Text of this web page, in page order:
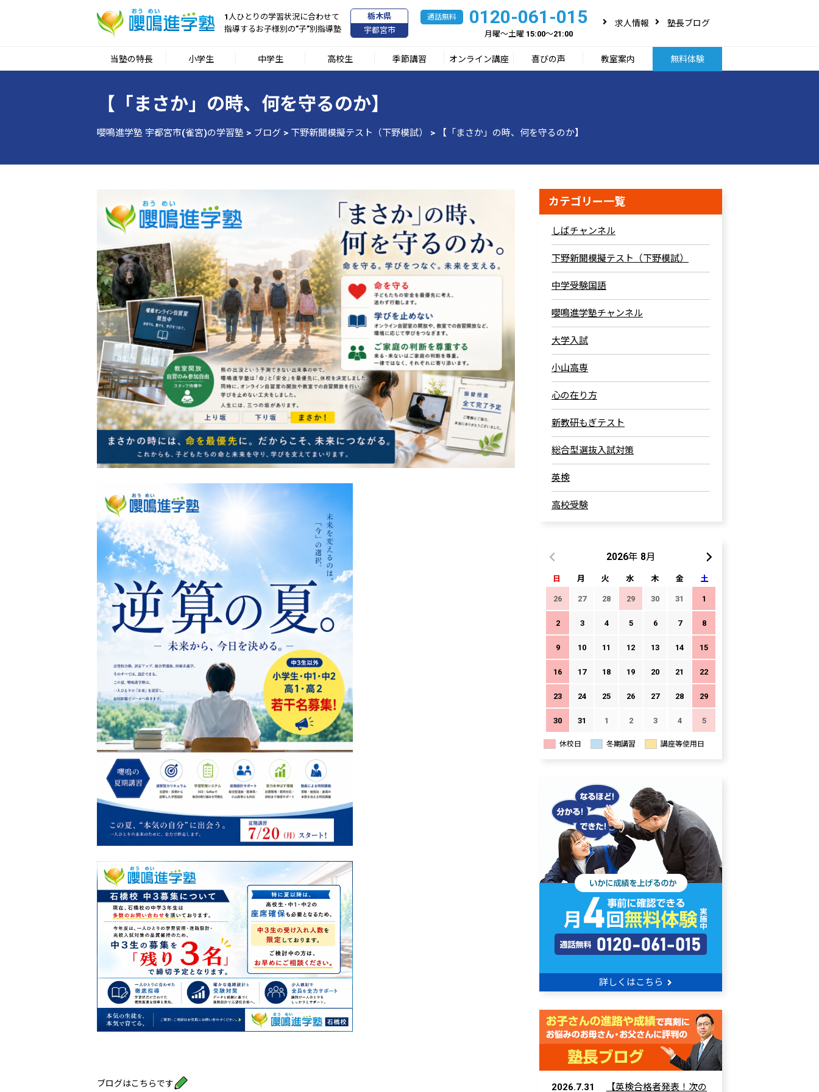
1人ひとりの学習状況に合わせて
指導するお子様別の”子”別指導塾
栃木県
宇都宮市
0120-061-015
月曜～土曜 15:00～21:00
求人情報 塾長ブログ
当塾の特長 小学生 中学生 高校生 季節講習 オンライン講座 喜びの声 教室案内 無料体験
【「まさか」の時、何を守るのか】
嚶鳴進学塾 宇都宮市(雀宮)の学習塾 > ブログ > 下野新聞模擬テスト（下野模試） > 【「まさか」の時、何を守るのか】
ブログはこちらです
カテゴリー一覧
しばチャンネル
下野新聞模擬テスト（下野模試）
中学受験国語
嚶鳴進学塾チャンネル
大学入試
小山高専
心の在り方
新教研もぎテスト
総合型選抜入試対策
英検
高校受験
2026年 8月
日 月 火 水 木 金 土
26 27 28 29 30 31 1
2 3 4 5 6 7 8
9 10 11 12 13 14 15
16 17 18 19 20 21 22
23 24 25 26 27 28 29
30 31 1 2 3 4 5
休校日 冬期講習 講座等使用日
詳しくはこちら
2026.7.31 【英検合格者発表！次の